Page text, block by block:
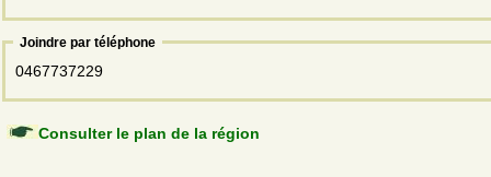
Joindre par téléphone
0467737229
Consulter le plan de la région